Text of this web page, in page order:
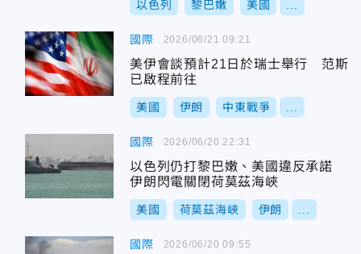
以色列 黎巴嫩 美國
國際
美伊會談預計21日於瑞士舉行 范斯
已啟程前往
美國 伊朗 中東戰爭
2026/06/21 09:21
國際
以色列仍打黎巴嫩、美國違反承諾
伊朗閃電關閉荷莫茲海峽
美國 荷莫茲海峽 伊朗
2026/06/20 22:31
國際 2026/06/20 09:55